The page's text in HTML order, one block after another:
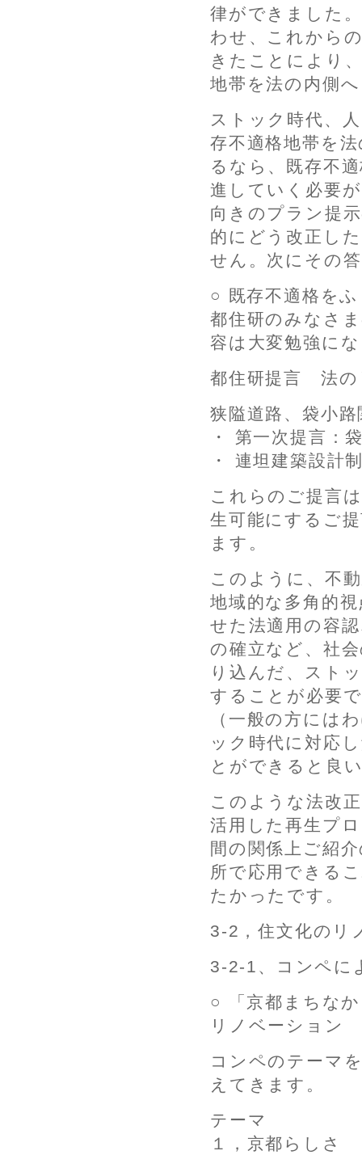
律ができました
わせ、これから
きたことにより
地帯を法の内側
ストック時代、
存不適格地帯を
るなら、既存不
進していく必要
向きのプラン提
的にどう改正し
せん。次にその
○ 既存不適格を
都住研のみなさ
容は大変勉強に
都住研提言 法の
狭隘道路、袋小
・ 第一次提言：
・ 連坦建築設計
これらのご提言
生可能にするご
ます。
このように、不
地域的な多角的
せた法適用の容
の確立など、社
り込んだ、スト
することが必要
（一般の方には
ック時代に対応
とができると良
このような法改
活用した再生プ
間の関係上ご紹
所で応用できる
たかったです。
3-2，住文化の
3-2-1、コンペに
○ 「京都まちな
リノベーション
コンペのテーマ
えてきます。
テーマ
１，京都らしさ